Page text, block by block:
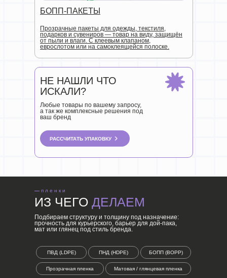
НЕ НАШЛИ ЧТО
ИСКАЛИ?
Любые товары по вашему запросу,
а так же комплексные решения под
ваш бренд
РАССЧИТАТЬ УПАКОВКУ
БОПП-ПАКЕТЫ
Прозрачные пакеты для одежды, текстиля,
подарков и сувениров — товар на виду, защищён
от пыли и влаги. С клеевым клапаном,
еврослотом или на самоклеящейся полоске.
ИЗ ЧЕГО ДЕЛАЕМ
— пленки
Прозрачная пленка Матовая / глянцевая пленка
БОПП (BOPP)
ПНД (HDPE)
ПВД (LDPE)
Подбираем структуру и толщину под назначение:
прочность для курьерского, барьер для дой-пака,
мат или глянец под стиль бренда.